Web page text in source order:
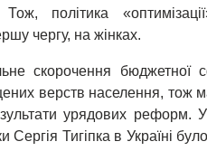
політика
чергу, на жінках.
скорочення
верств населення, тож
урядових реформ. У
Сергія Тигіпка в Україні